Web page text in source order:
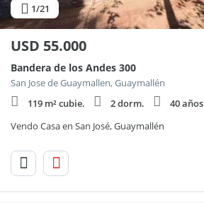
1/21
USD 55.000
Bandera de los Andes 300
San Jose de Guaymallen, Guaymallén
119 m² cubie.
2 dorm.
40 años
Vendo Casa en San José, Guaymallén